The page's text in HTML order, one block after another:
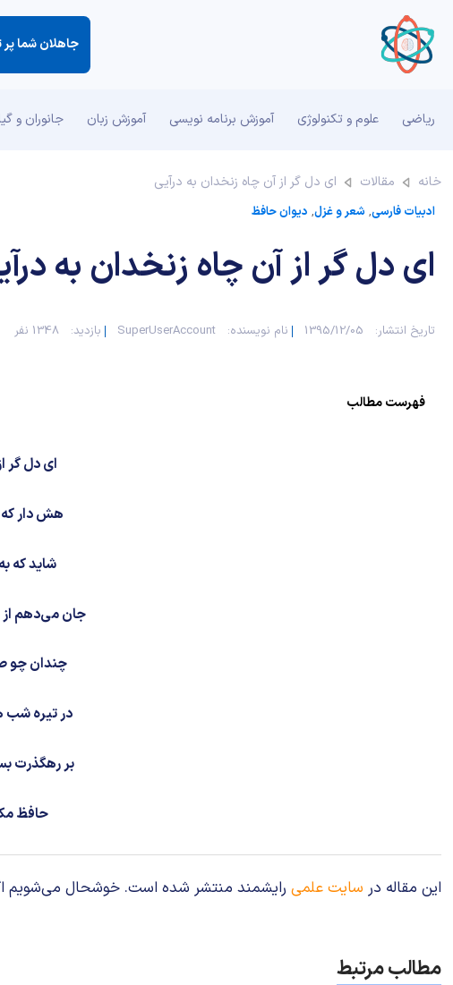
جاهلان شما پر
ریاضی علوم و تکنولوژی آموزش برنامه نویسی آموزش زبان جانوران و
خانه مقالات ای دل گر از آن چاه زنخدان به درآیی
ادبیات فارسی,شعر و غزل, دیوان حافظ
ای دل گر از آن چاه زنخدان به
تاریخ انتشار: 1395/12/05 نام نویسنده: SuperUserAccount بازدید: 1348 نفر
فهرست مطالب
ای دل گر
هش دار
شاید که
جان می‌دهم
چندان چو
در تیره شب
بر رهگذرت
حافظ
این مقاله در سایت علمی رایشمند منتشر شده است. خوشحال می‌شویم اگر
مطالب مرتبط